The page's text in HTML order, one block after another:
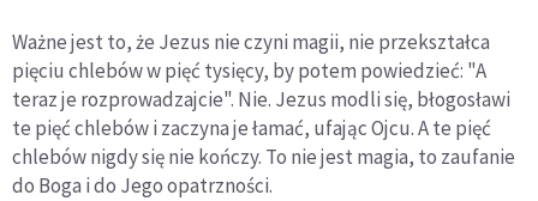
Ważne jest to, że Jezus nie czyni magii, nie przekształca
pięciu chlebów w pięć tysięcy, by potem powiedzieć: "A
teraz je rozprowadzajcie". Nie. Jezus modli się, błogosławi
te pięć chlebów i zaczyna je łamać, ufając Ojcu. A te pięć
chlebów nigdy się nie kończy. To nie jest magia, to zaufanie
do Boga i do Jego opatrzności.